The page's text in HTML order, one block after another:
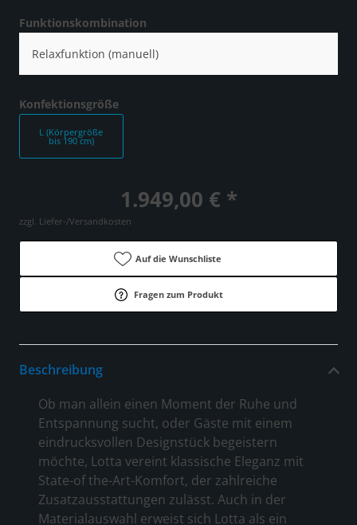
Funktionskombination
Relaxfunktion (manuell)
Konfektionsgröße
L (Körpergröße
bis 190 cm)
1.949,00 € *
zzgl. Liefer-/Versandkosten
Auf die Wunschliste
Fragen zum Produkt
Beschreibung
Ob man allein einen Moment der Ruhe und
Entspannung sucht, oder Gäste mit einem
eindrucksvollen Designstück begeistern
möchte, Lotta vereint klassische Eleganz mit
State-of the-Art-Komfort, der zahlreiche
Zusatzausstattungen zulässt. Auch in der
Materialauswahl erweist sich Lotta als ein